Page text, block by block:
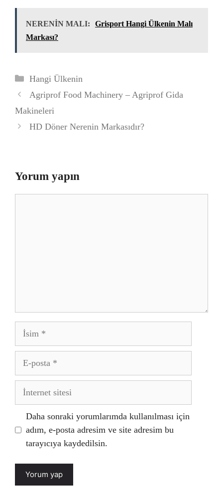
NERENİN MALI:
Grisport Hangi Ülkenin Malı
Markası?
Kategoriler
Hangi Ülkenin
Agriprof Food Machinery – Agriprof Gida
Makineleri
HD Döner Nerenin Markasıdır?
Yorum yapın
İsim
posta
İnternet
Daha sonraki yorumlarımda kullanılması için
adım, e-posta adresim ve site adresim bu
tarayıcıya kaydedilsin.